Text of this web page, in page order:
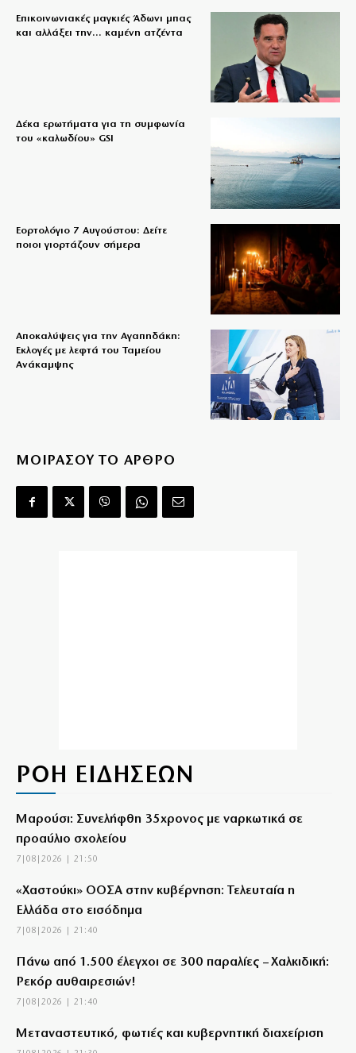
Επικοινωνιακές μαγκιές Άδωνι μπας
και αλλάξει την… καμένη ατζέντα
Δέκα ερωτήματα για τη συμφωνία
του «καλωδίου» GSI
Εορτολόγιο 7 Αυγούστου: Δείτε
ποιοι γιορτάζουν σήμερα
Αποκαλύψεις για την Αγαπηδάκη:
Εκλογές με λεφτά του Ταμείου
Ανάκαμψης
ΜΟΙΡΑΣΟΥ ΤΟ ΑΡΘΡΟ
ΡΟΗ ΕΙΔΗΣΕΩΝ
Μαρούσι: Συνελήφθη 35χρονος με ναρκωτικά σε
προαύλιο σχολείου
7|08|2026 | 21:50
«Χαστούκι» ΟΟΣΑ στην κυβέρνηση: Τελευταία η
Ελλάδα στο εισόδημα
7|08|2026 | 21:40
Πάνω από 1.500 έλεγχοι σε 300 παραλίες – Χαλκιδική:
Ρεκόρ αυθαιρεσιών!
7|08|2026 | 21:40
Μεταναστευτικό, φωτιές και κυβερνητική διαχείριση